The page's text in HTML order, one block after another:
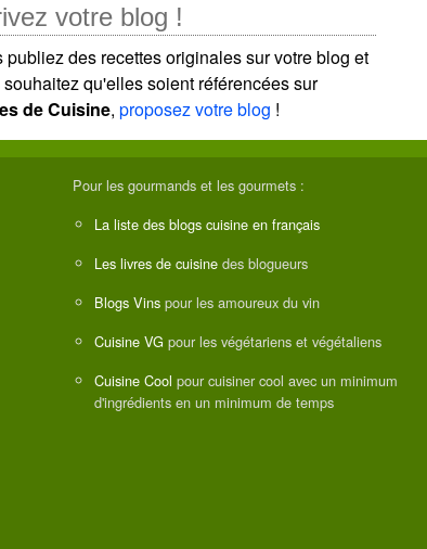
votre blog !
publiez des recettes originales sur votre blog et
qu'elles soient référencées sur
de Cuisine,proposez votre blog !
Pour les gourmands et les gourmets :
La liste des blogs cuisine en français
Les livres de cuisine des blogueurs
Blogs Vins pour les amoureux du vin
Cuisine VG pour les végétariens et végétaliens
Cuisine Cool pour cuisiner cool avec un minimum
d'ingrédients en un minimum de temps